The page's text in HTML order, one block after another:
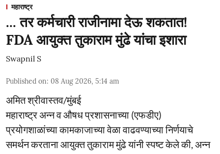
महाराष्ट्र
... तर कर्मचारी राजीनामा देऊ शकतात!
FDA आयुक्त तुकाराम मुंढे यांचा इशारा
Swapnil S
Published on: 08 Aug 2026, 5:14 am
अमित श्रीवास्तव/मुंबई
महाराष्ट्र अन्न व औषध प्रशासनाच्या (एफडीए)
प्रयोगशाळांच्या कामकाजाच्या वेळा वाढवण्याच्या निर्णयाचे
समर्थन करताना आयुक्त तुकाराम मुंढे यांनी स्पष्ट केले की, अन्न